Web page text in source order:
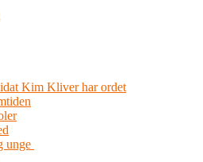
Kim Kliver har ordet
unge